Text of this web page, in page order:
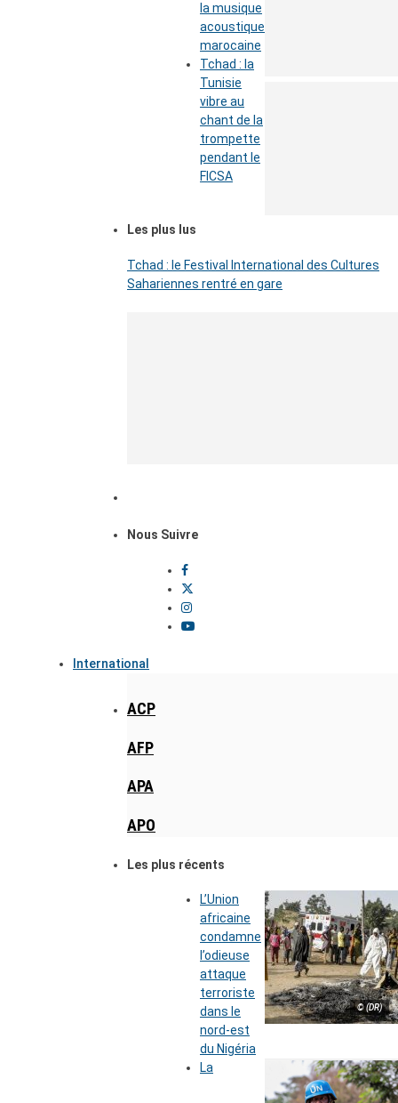
la musique
acoustique
marocaine
Tchad : la
Tunisie
vibre au
chant de la
trompette
pendant le
FICSA
Les plus lus
Tchad : le Festival International des Cultures
Sahariennes rentré en gare
Nous Suivre
International
ACP
AFP
APA
APO
Les plus récents
© (DR)
L’Union
africaine
condamne
l’odieuse
attaque
terroriste
dans le
nord-est
du Nigéria
La